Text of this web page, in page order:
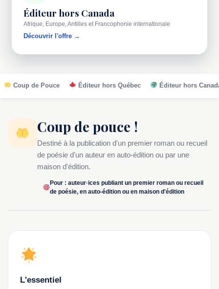
Éditeur hors Canada
Afrique, Europe, Antilles et Francophonie internationale
Découvrir l'offre →
Coup de Pouce Éditeur hors Québec Éditeur hors
Coup de pouce !
Destiné à la publication d'un premier roman ou recueil
de poésie d'un auteur en auto-édition ou par une
maison d'édition.
Pour : auteur·ices publiant un premier roman ou recueil
de poésie, en auto-édition ou en maison d'édition
L'essentiel